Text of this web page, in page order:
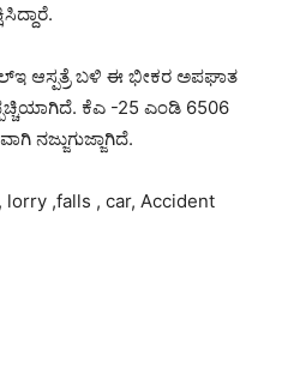
ಆಸ್ಪತ್ರೆ ಬಳಿ ಈ ಭೀಕರ ಅಪಘಾತ
ಕೆಎ -25 ಎಂಡಿ 6506
ನಜ್ಜುಗುಜ್ಜಾಗಿದೆ.
,falls , car, Accident